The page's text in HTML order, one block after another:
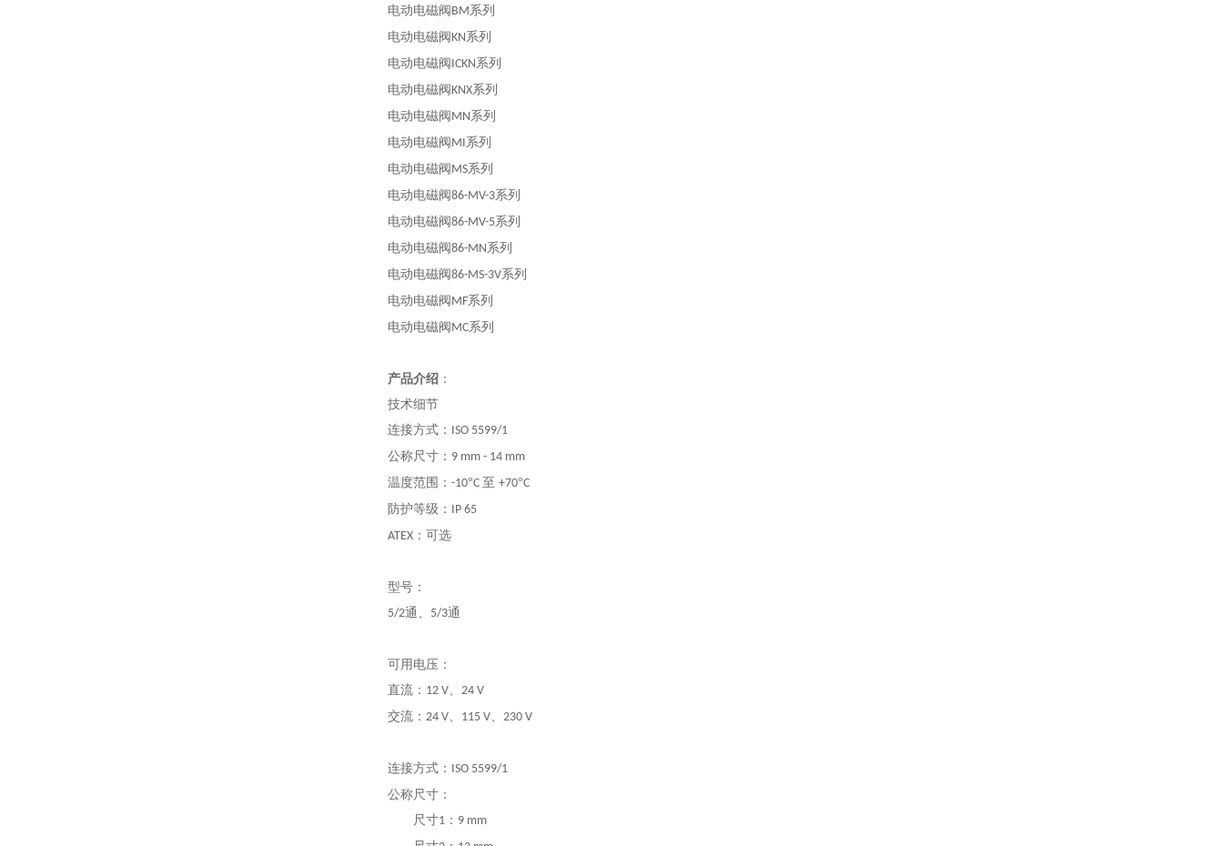
电动电磁阀 BM系列
电动电磁阀KN系列
电动电磁阀 ICKN系列
电动电磁阀KNX系列
电动电磁阀 MN系列
电动电磁阀 MI系列
电动电磁阀 MS系列
电动电磁阀86-MV-3系列
电动电磁阀86-MV-5系列
电动电磁阀86-MN系列
电动电磁阀86-MS-3V系列
电动电磁阀 MF系列
电动电磁阀 MC系列
产品介绍 ：
技术细节
连接方式： ISO 5599/1
公称尺寸： 9 mm - 14 mm
温度范围： -10°C 至 +70°C
防护等级： IP 65
ATEX ：可选
型号：
5/2通、 5/3通
可用电压：
直流： 12 V、 24 V
交流： 24 V、 115 V、 230 V
连接方式： ISO 5599/1
公称尺寸：
尺寸1 ： 9 mm